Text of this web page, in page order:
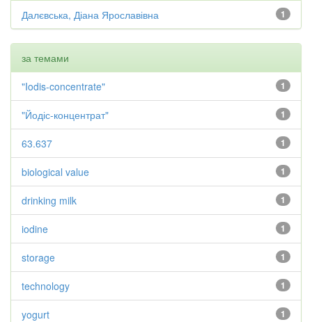
1
Далєвська, Діана Ярославівна
за темами
1
"Iodis-concentrate"
1
"Йодіс-концентрат"
1
63.637
1
biological value
1
drinking milk
1
iodine
1
storage
1
technology
1
yogurt